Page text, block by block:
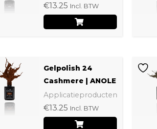
€13.25 Incl. BTW
Gelpolish 24
Cashmere | ANOLE
Applicatieproducten
€13.25 Incl. BTW